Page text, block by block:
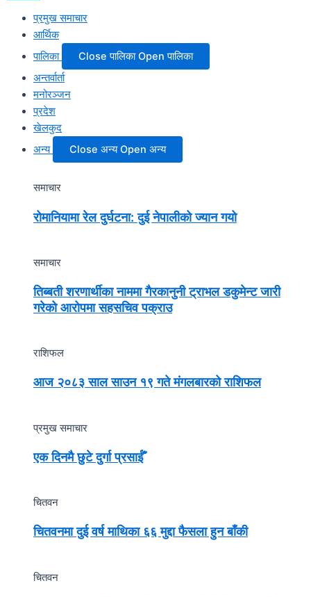
प्रमुख समाचार
आर्थिक
पालिका
Close पालिका Open पालिका
अन्तर्वार्ता
मनोरञ्जन
प्रदेश
खेलकुद
अन्य
Close अन्य Open अन्य
समाचार
रोमानियामा रेल दुर्घटना: दुई नेपालीको ज्यान गयो
समाचार
तिब्बती शरणार्थीका नाममा गैरकानुनी ट्राभल डकुमेन्ट जारी
गरेको आरोपमा सहसचिव पक्राउ
राशिफल
आज २०८३ साल साउन १९ गते मंगलबारको राशिफल
प्रमुख समाचार
एक दिनमै छुटे दुर्गा प्रसाईँ
चितवन
चितवनमा दुई वर्ष माथिका ६६ मुद्दा फैसला हुन बाँकी
चितवन